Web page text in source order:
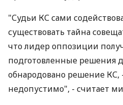
"Судьи КС сами
существовать тайна
что лидер оппозиции
подготовленные решения
обнародовано решение КС,
недопустимо", - считает